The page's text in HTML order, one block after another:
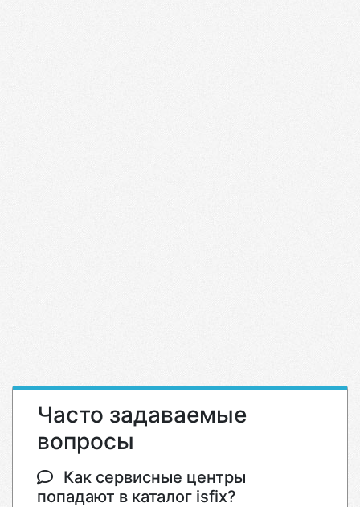
Часто задаваемые
вопросы
Как сервисные центры
попадают в каталог isfix?